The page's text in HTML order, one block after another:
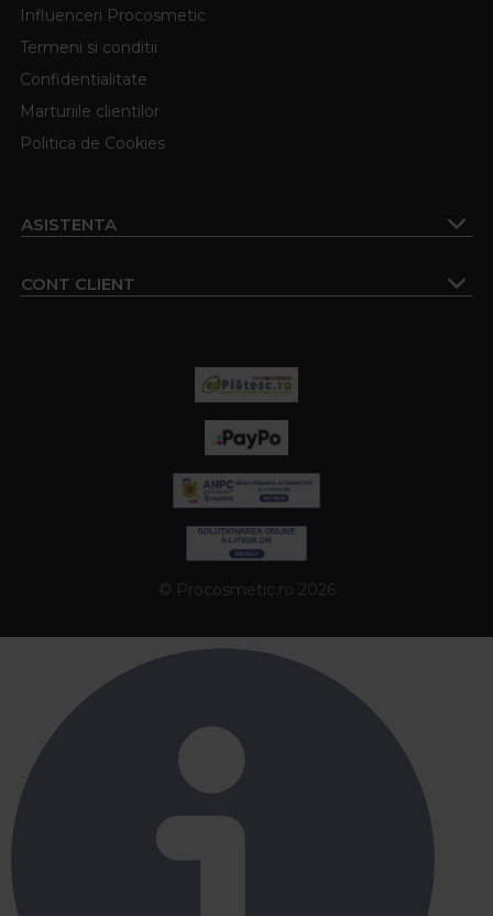
Influenceri Procosmetic
Termeni si conditii
Confidentialitate
Marturiile clientilor
Politica de Cookies
ASISTENTA
CONT CLIENT
© Procosmetic.ro 2026